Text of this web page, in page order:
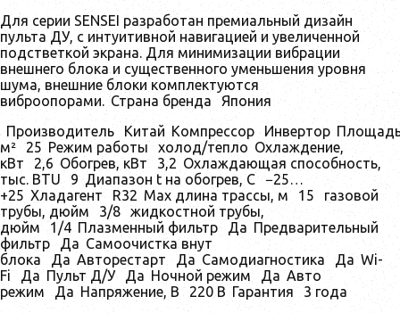
Для серии SENSEI разработан премиальный дизайн
пульта ДУ, с интуитивной навигацией и увеличенной
подстветкой экрана. Для минимизации вибрации
внешнего блока и существенного уменьшения уровня
шума, внешние блоки комплектуются
виброопорами. Страна бренда
Япония
Производитель
Китай Компрессор Инвертор
м²
25 Режим работы холод/тепло Охлаждение,
кВт
2,6 Обогрев, кВт 3,2 Охлаждающая способность,
тыс. BTU
9 Диапазон t на обогрев, С
−25…
+25 Хладагент R32 Max длина трассы, м 15
газовой
трубы, дюйм
3/8
жидкостной трубы,
дюйм
1/4 Плазменный фильтр Да Предварительный
фильтр
Да Самоочистка внут
блока
Да Авторестарт Да Самодиагностика Да Wi-
Fi Да Пульт Д/У Да Ночной режим Да Авто
режим
Да Напряжение, В 220 В Гарантия
3 года